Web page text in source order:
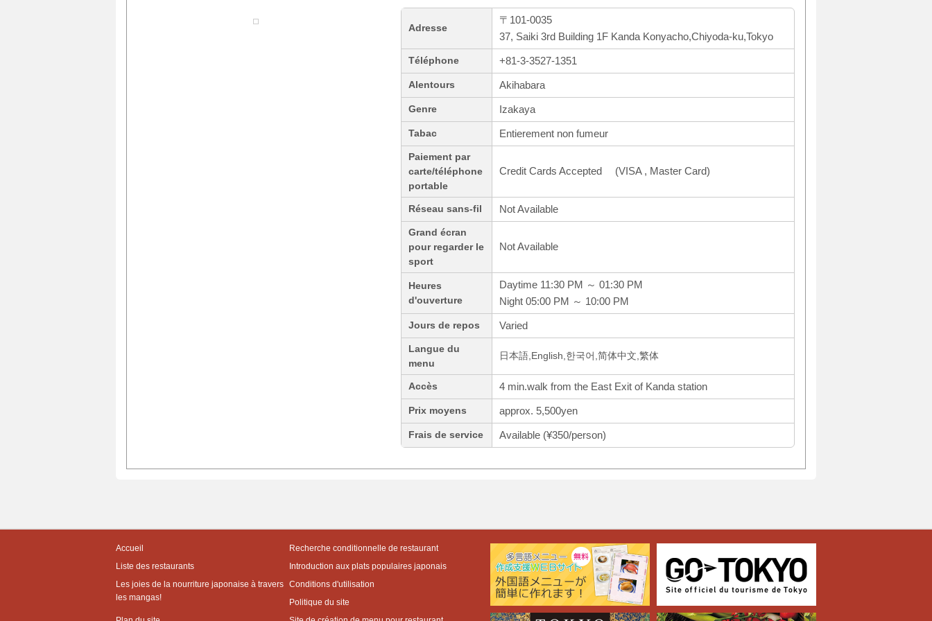
Adresse
〒101-0035
37, Saiki 3rd Building 1F Kanda Konyacho,Chiyoda-ku,Tokyo
Téléphone +81-3-3527-1351
Alentours Akihabara
Genre Izakaya
Tabac Entierement non fumeur
Paiement par
carte/téléphone
portable
Credit Cards Accepted (VISA , Master Card)
Réseau sans-fil Not Available
Grand écran
pour regarder le
sport
Not Available
Heures
d'ouverture
Daytime 11:30 PM ～ 01:30 PM
Night 05:00 PM ～ 10:00 PM
Jours de repos Varied
Langue du
menu
日本語,English,한국어,简体中文,繁体
Accès 4 min.walk from the East Exit of Kanda station
Prix moyens approx. 5,500yen
Frais de service Available (¥350/person)
Accueil
Recherche conditionnelle de restaurant
Liste des restaurants
Introduction aux plats populaires japonais
Les joies de la nourriture japonaise à travers
les mangas!
Conditions d'utilisation
Politique du site